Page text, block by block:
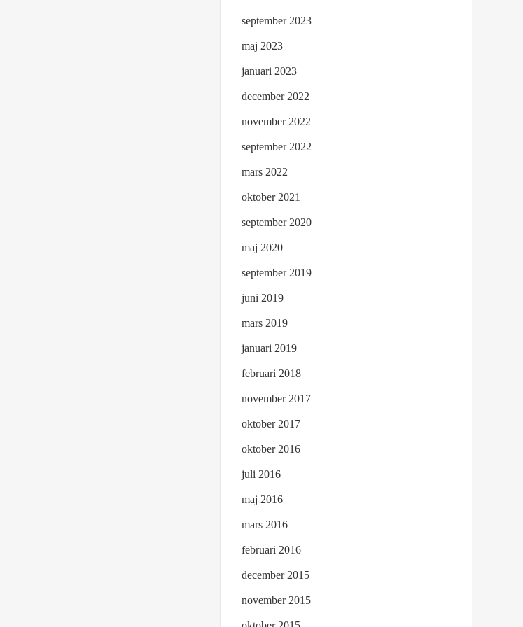
september 2023
maj 2023
januari 2023
december 2022
november 2022
september 2022
mars 2022
oktober 2021
september 2020
maj 2020
september 2019
juni 2019
mars 2019
januari 2019
februari 2018
november 2017
oktober 2017
oktober 2016
juli 2016
maj 2016
mars 2016
februari 2016
december 2015
november 2015